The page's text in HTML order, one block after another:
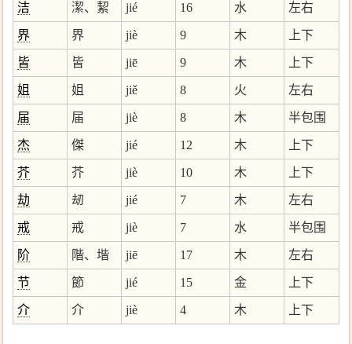
洁 潔、絜 jié 16 水 左右
界 界 jiè 9 木 上下
皆 皆 jiē 9 木 上下
姐 姐 jiě 8 火 左右
届 届 jiè 8 木 半包围
杰 傑 jié 12 木 上下
芥 芥 jiè 10 木 上下
劫 刼 jié 7 木 左右
戒 戒 jiè 7 水 半包围
阶 階、堦 jiē 17 木 左右
节 節 jié 15 金 上下
介 介 jiè 4 木 上下